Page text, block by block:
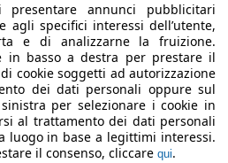
presentare annunci pubblicitari
agli specifici interessi dell’utente,
e di analizzarne la fruizione.
in basso a destra per prestare il
cookie soggetti ad autorizzazione
dei dati personali oppure sul
per selezionare i cookie in
al trattamento dei dati personali
luogo in base a legittimi interessi.
il consenso, cliccare qui.